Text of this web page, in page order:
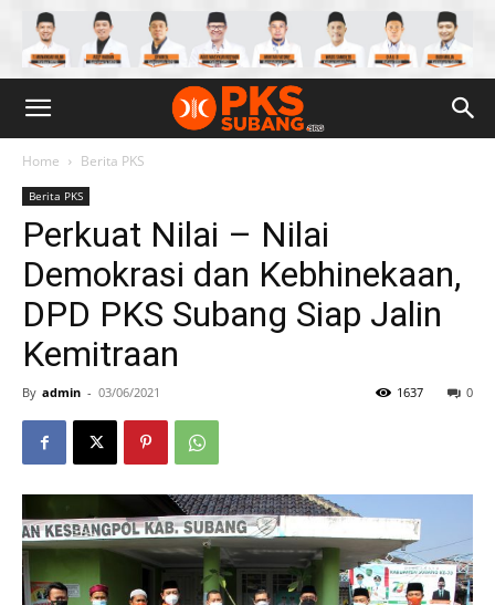
Home Berita PKS
Berita PKS
Perkuat Nilai – Nilai
Demokrasi dan Kebhinekaan,
DPD PKS Subang Siap Jalin
Kemitraan
By admin - 03/06/2021 0
1637